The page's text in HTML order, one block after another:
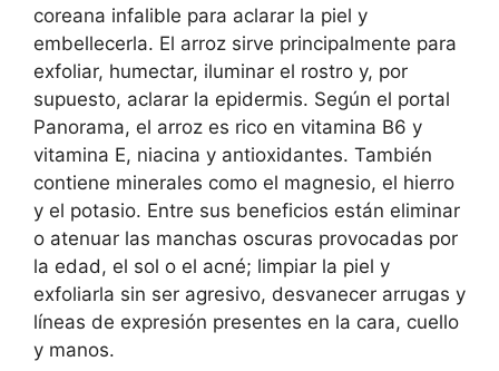
coreana infalible para aclarar la piel y
embellecerla. El arroz sirve principalmente para
exfoliar, humectar, iluminar el rostro y, por
supuesto, aclarar la epidermis. Según el portal
Panorama, el arroz es rico en vitamina B6 y
vitamina E, niacina y antioxidantes. También
contiene minerales como el magnesio, el hierro
y el potasio. Entre sus beneficios están eliminar
o atenuar las manchas oscuras provocadas por
la edad, el sol o el acné; limpiar la piel y
exfoliarla sin ser agresivo, desvanecer arrugas y
líneas de expresión presentes en la cara, cuello
y manos.